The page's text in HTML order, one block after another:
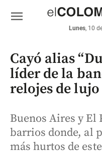
económicos
Colombia
Lunes, 10
menu
Cayó alias
líder de la
relojes de
Buenos Aires y El
barrios donde, al
más hurtos de